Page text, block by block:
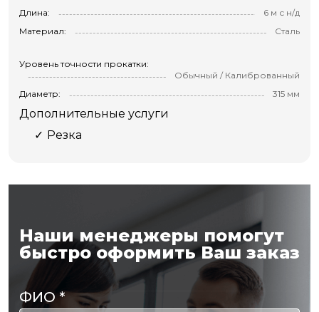
Длина:
6 м с н/д
Материал:
Сталь
Уровень точности прокатки:
Обычный / Калиброванный
Диаметр:
315 мм
Дополнительные услуги
Резка
Наши менеджеры помогут
быстро оформить Ваш заказ
ФИО*